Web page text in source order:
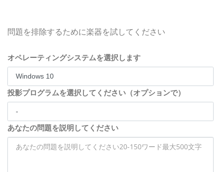
問題を排除するために楽器を試してください
オペレーティングシステムを選択します
投影プログラムを選択してください（オプションで）
あなたの問題を説明してください